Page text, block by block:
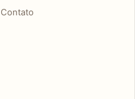
Contato